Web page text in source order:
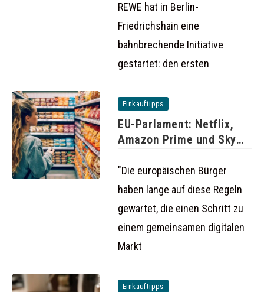
REWE hat in Berlin-
Friedrichshain eine
bahnbrechende Initiative
gestartet: den ersten
Einkauftipps
EU-Parlament: Netflix,
Amazon Prime und Sky
"Die europäischen Bürger
haben lange auf diese Regeln
gewartet, die einen Schritt zu
einem gemeinsamen digitalen
Markt
Einkauftipps